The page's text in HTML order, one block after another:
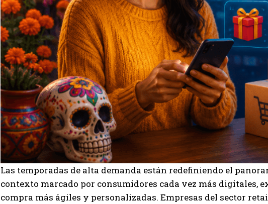
Las temporadas de alta demanda están redefiniendo el
contexto marcado por consumidores cada vez más digitales,
compra más ágiles y personalizadas. Empresas del sector